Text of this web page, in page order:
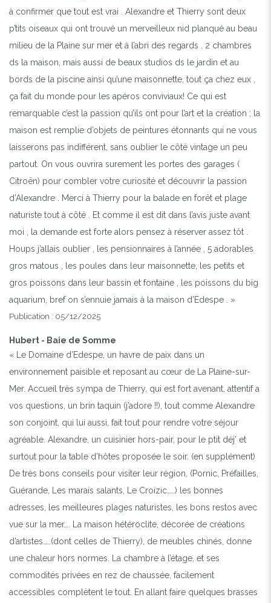
Previous Next
à confirmer que tout est vrai . Alexandre et Thierry sont deux
p’tits oiseaux qui ont trouvé un merveilleux nid planqué au beau
milieu de la Plaine sur mer et à l’abri des regards . 2 chambres
ds la maison, mais aussi de beaux studios ds le jardin et au
bords de la piscine ainsi qu’une maisonnette, tout ça chez eux ,
ça fait du monde pour les apéros conviviaux! Ce qui est
remarquable c’est la passion qu’ils ont pour l’art et la création ; la
maison est remplie d’objets de peintures étonnants qui ne vous
laisserons pas indifférent, sans oublier le côté vintage un peu
partout. On vous ouvrira surement les portes des garages (
Citroën) pour combler votre curiosité et découvrir la passion
d’Alexandre . Merci à Thierry pour la balade en forêt et plage
naturiste tout à côté . Et comme il est dit dans l’avis juste avant
moi , la demande est forte alors pensez à réserver assez tôt .
Houps j’allais oublier , les pensionnaires à l’année , 5 adorables
gros matous , les poules dans leur maisonnette, les petits et
gros poissons dans leur bassin et fontaine , les poissons du big
aquarium, bref on s’ennuie jamais à la maison d’Edespe . »
Publication : 05/12/2025
Hubert - Baie de Somme
« Le Domaine d’Edespe, un havre de paix dans un
environnement paisible et reposant au cœur de La Plaine-sur-
Mer. Accueil très sympa de Thierry, qui est fort avenant, attentif a
vos questions, un brin taquin (j’adore !!), tout comme Alexandre
son conjoint, qui lui aussi, fait tout pour rendre votre séjour
agréable. Alexandre, un cuisinier hors-pair, pour le ptit déj’ et
surtout pour la table d’hôtes proposée le soir. (en supplément)
De très bons conseils pour visiter leur région, (Pornic, Préfailles,
Guérande, Les marais salants, Le Croizic…..) les bonnes
adresses, les meilleures plages naturistes, les bons restos avec
vue sur la mer…. La maison hétéroclite, décorée de créations
d’artistes…..(dont celles de Thierry), de meubles chinés, donne
une chaleur hors normes. La chambre à l’étage, et ses
commodités privées en rez de chaussée, facilement
accessibles complètent le tout. En allant faire quelques brasses